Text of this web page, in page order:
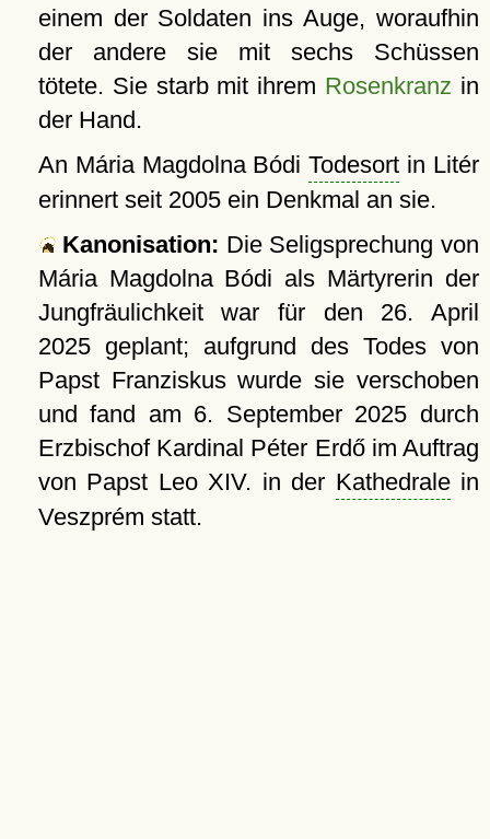
einem der Soldaten ins Auge, woraufhin
der andere sie mit sechs Schüssen
tötete. Sie starb mit ihrem Rosenkranz in
der Hand.
An Mária Magdolna BódiTodesort in Litér
erinnert seit 2005 ein Denkmal an sie.
Kanonisation: Die Seligsprechung von
Mária Magdolna Bódi als Märtyrerin der
Jungfräulichkeit war für den 26. April
2025 geplant; aufgrund des Todes von
Papst Franziskus wurde sie verschoben
und fand am 6. September 2025 durch
Erzbischof Kardinal Péter Erdő im Auftrag
von Papst Leo XIV. in der Kathedralein
Veszprém statt.